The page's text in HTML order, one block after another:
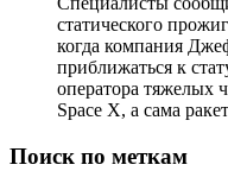
статического
когда компания
приближаться к
оператора тяжелых
Space X, а сама
Поиск по меткам